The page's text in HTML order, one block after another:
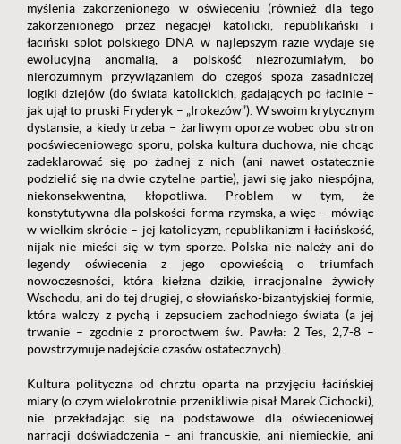
myślenia zakorzenionego w oświeceniu (również dla tego
zakorzenionego przez negację) katolicki, republikański i
łaciński splot polskiego DNA w najlepszym razie wydaje się
ewolucyjną anomalią, a polskość niezrozumiałym, bo
nierozumnym przywiązaniem do czegoś spoza zasadniczej
logiki dziejów (do świata katolickich, gadających po łacinie –
jak ujął to pruski Fryderyk – „Irokezów”). W swoim krytycznym
dystansie, a kiedy trzeba – żarliwym oporze wobec obu stron
pooświeceniowego sporu, polska kultura duchowa, nie chcąc
zadeklarować się po żadnej z nich (ani nawet ostatecznie
podzielić się na dwie czytelne partie), jawi się jako niespójna,
niekonsekwentna, kłopotliwa. Problem w tym, że
konstytutywna dla polskości forma rzymska, a więc – mówiąc
w wielkim skrócie – jej katolicyzm, republikanizm i łacińskość,
nijak nie mieści się w tym sporze. Polska nie należy ani do
legendy oświecenia z jego opowieścią o triumfach
nowoczesności, która kiełzna dzikie, irracjonalne żywioły
Wschodu, ani do tej drugiej, o słowiańsko-bizantyjskiej formie,
która walczy z pychą i zepsuciem zachodniego świata (a jej
trwanie – zgodnie z proroctwem św. Pawła: 2 Tes, 2,7-8 –
powstrzymuje nadejście czasów ostatecznych).
Kultura polityczna od chrztu oparta na przyjęciu łacińskiej
miary (o czym wielokrotnie przenikliwie pisał Marek Cichocki),
nie przekładając się na podstawowe dla oświeceniowej
narracji doświadczenia – ani francuskie, ani niemieckie, ani